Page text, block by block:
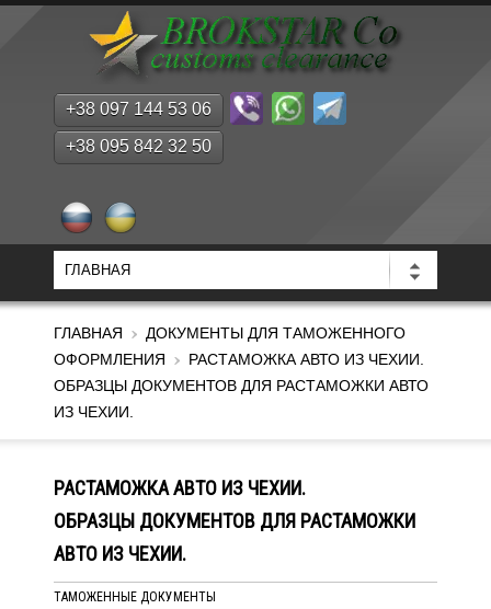
+38 097 144 53 06
+38 095 842 32 50
ГЛАВНАЯ
ДОКУМЕНТЫ ДЛЯ ТАМОЖЕННОГО
ОФОРМЛЕНИЯ
РАСТАМОЖКА АВТО ИЗ ЧЕХИИ.
ОБРАЗЦЫ ДОКУМЕНТОВ ДЛЯ РАСТАМОЖКИ АВТО
ИЗ ЧЕХИИ.
РАСТАМОЖКА АВТО ИЗ ЧЕХИИ.
ОБРАЗЦЫ ДОКУМЕНТОВ ДЛЯ РАСТАМОЖКИ
АВТО ИЗ ЧЕХИИ.
ТАМОЖЕННЫЕ ДОКУМЕНТЫ